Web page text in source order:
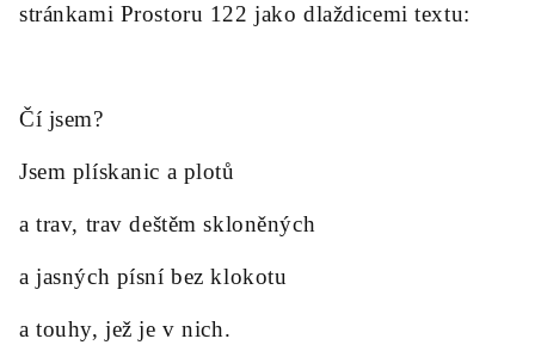
stránkami Prostoru 122 jako dlaždicemi textu:
Čí jsem?
Jsem plískanic a plotů
a trav, trav deštěm skloněných
a jasných písní bez klokotu
a touhy, jež je v nich.